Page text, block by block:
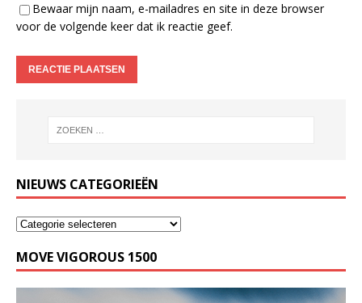
Bewaar mijn naam, e-mailadres en site in deze browser
voor de volgende keer dat ik reactie geef.
NIEUWS CATEGORIEËN
MOVE VIGOROUS 1500